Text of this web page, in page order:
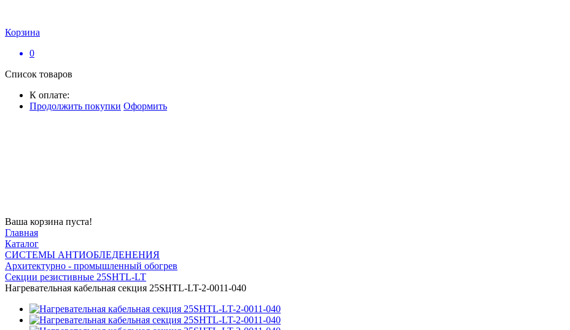
Корзина
0
Список товаров
К оплате:
Продолжить покупки Оформить
Ваша корзина пуста!
Главная
Каталог
СИСТЕМЫ АНТИОБЛЕДЕНЕНИЯ
Архитектурно - промышленный обогрев
Секции резистивные 25SHTL-LT
Нагревательная кабельная секция 25SHTL-LT-2-0011-040